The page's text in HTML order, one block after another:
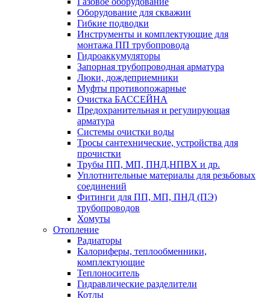
Оборудование для скважин
Гибкие подводки
Инструменты и комплектующие для
монтажа ПП трубопровода
Гидроаккумуляторы
Запорная трубопроводная арматура
Люки, дождеприемники
Муфты противопожарные
Очистка БАССЕЙНА
Предохранительная и регулирующая
арматура
Системы очистки воды
Тросы сантехнические, устройства для
прочистки
Трубы ПП, МП, ПНД,НПВХ и др.
Уплотнительные материалы для резьбовых
соединений
Фитинги для ПП, МП, ПНД (ПЭ)
трубопроводов
Хомуты
Отопление
Радиаторы
Калориферы, теплообменники,
комплектующие
Теплоноситель
Гидравлические разделители
Котлы